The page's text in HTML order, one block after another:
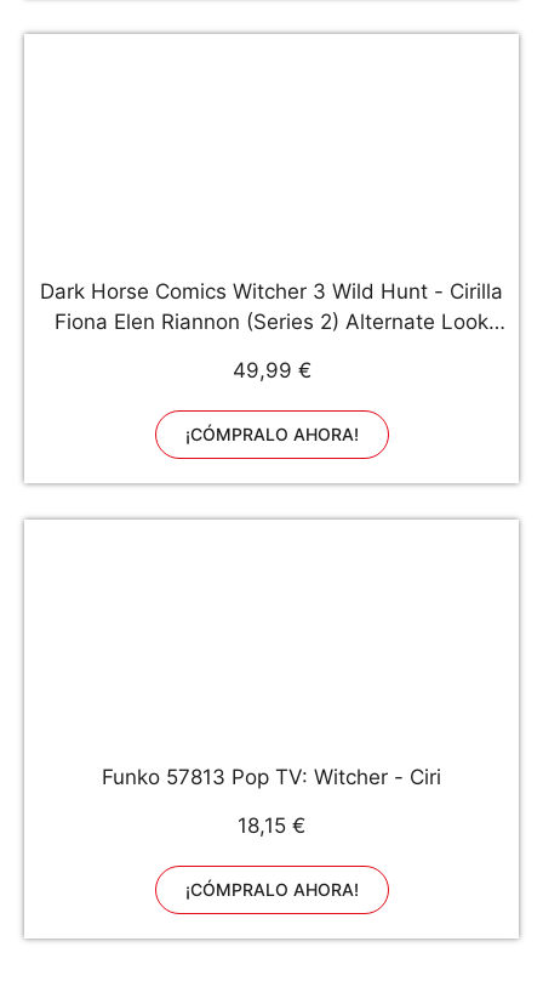
Dark Horse Comics Witcher 3 Wild Hunt - Cirilla
Fiona Elen Riannon (Series 2) Alternate Look
49,99 €
¡CÓMPRALO AHORA!
Funko 57813 Pop TV: Witcher - Ciri
18,15 €
¡CÓMPRALO AHORA!